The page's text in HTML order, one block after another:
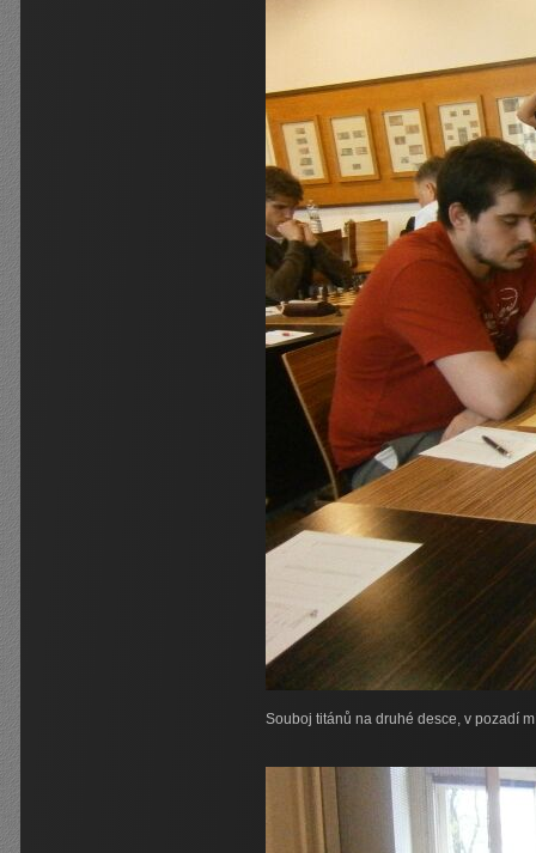
Souboj titánů na druhé desce, v pozadí